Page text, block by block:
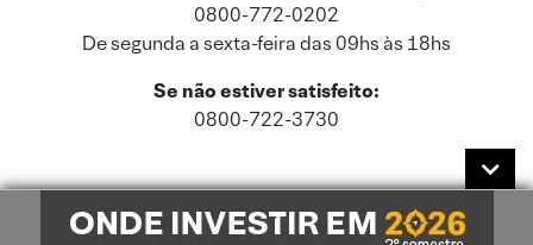
0800-772-0202
De segunda a sexta-feira das 09hs às 18hs
Se não estiver satisfeito:
0800-722-3730
Este site usa cookies e dados pessoais de acordo com a nossaPolítica de
Cookies
e a nossaPolítica de Privacidade.